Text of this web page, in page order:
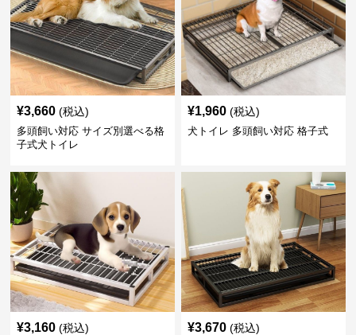
¥3,660 (税込)
多頭飼い対応 サイズ別選べる格
子式犬トイレ
¥1,960 (税込)
犬トイレ 多頭飼い対応 格子式
¥3,160 (税込) ¥3,670 (税込)